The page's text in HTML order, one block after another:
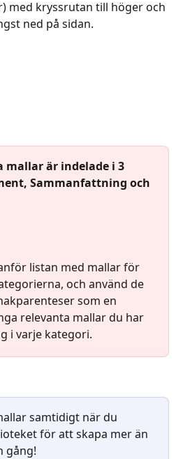
med kryssrutan till höger och
ned på sidan.
mallar är indelade i 3
Sammanfattning och
listan med mallar för
och använd de
som en
relevanta mallar du har
i varje kategori.
samtidigt när du
för att skapa mer än
gång!